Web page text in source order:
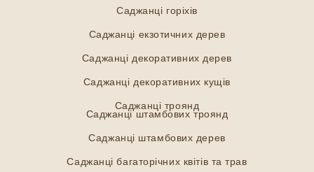
Саджанці горіхів
Саджанці екзотичних дерев
Саджанці декоративних дерев
Саджанці декоративних кущів
Саджанці троянд
Саджанці штамбових троянд
Саджанці штамбових дерев
Саджанці багаторічних квітів та трав